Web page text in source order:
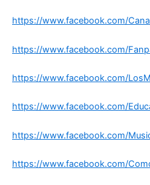
https://www.facebook.com/
https://www.facebook.com/
https://www.facebook.com/
https://www.facebook.com/
https://www.facebook.com/
https://www.facebook.com/